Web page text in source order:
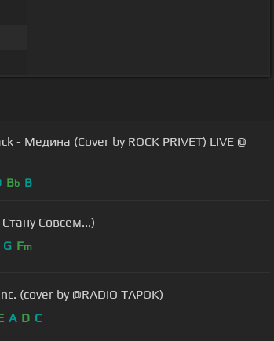
- Медина (Cover by ROCK PRIVET) LIVE @
Bb B
Совсем...)
G Fm
(cover by @RADIO TAPOK)
A D C